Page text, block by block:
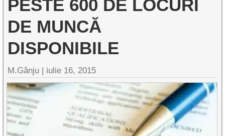
PESTE 600 DE LOCURI
DE MUNCĂ
DISPONIBILE
M.Gânju | iulie 16, 2015